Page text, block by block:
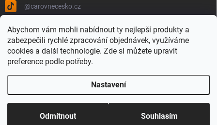
Abychom vám mohli nabídnout ty nejlepší produkty a
zabezpečili rychlé zpracování objednávek, využíváme
cookies a další technologie. Zde si můžete upravit
preference podle potřeby.
Nastavení
Odmítnout Souhlasím
@carovnecesko.cz
Copyright 2026Čarovné Česko - Knihy, Mapy a Mapová móda. Všechna
práva vyhrazena.
Upravit nastavení cookies